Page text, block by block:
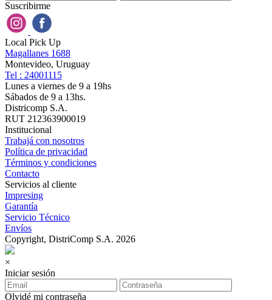
Suscribirme
Local Pick Up
Magallanes 1688
Montevideo, Uruguay
Tel : 24001115
Lunes a viernes de 9 a 19hs
Sábados de 9 a 13hs.
Districomp S.A.
RUT 212363900019
Institucional
Trabajá con nosotros
Política de privacidad
Términos y condiciones
Contacto
Servicios al cliente
Impresing
Garantía
Servicio Técnico
Envíos
Copyright, DistriComp S.A. 2026
×
Iniciar sesión
Olvidé mi contraseña